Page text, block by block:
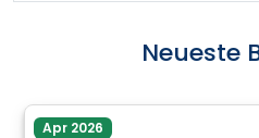
Neueste
Apr 2026